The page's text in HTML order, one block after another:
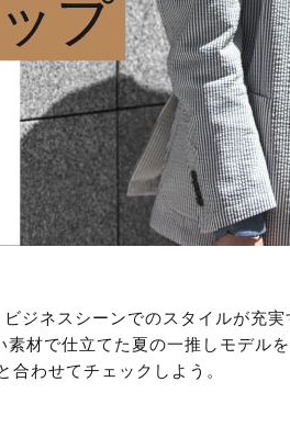
ジネスシーンでのスタイルが充実
材で仕立てた夏の一推しモデル
合わせてチェックしよう。